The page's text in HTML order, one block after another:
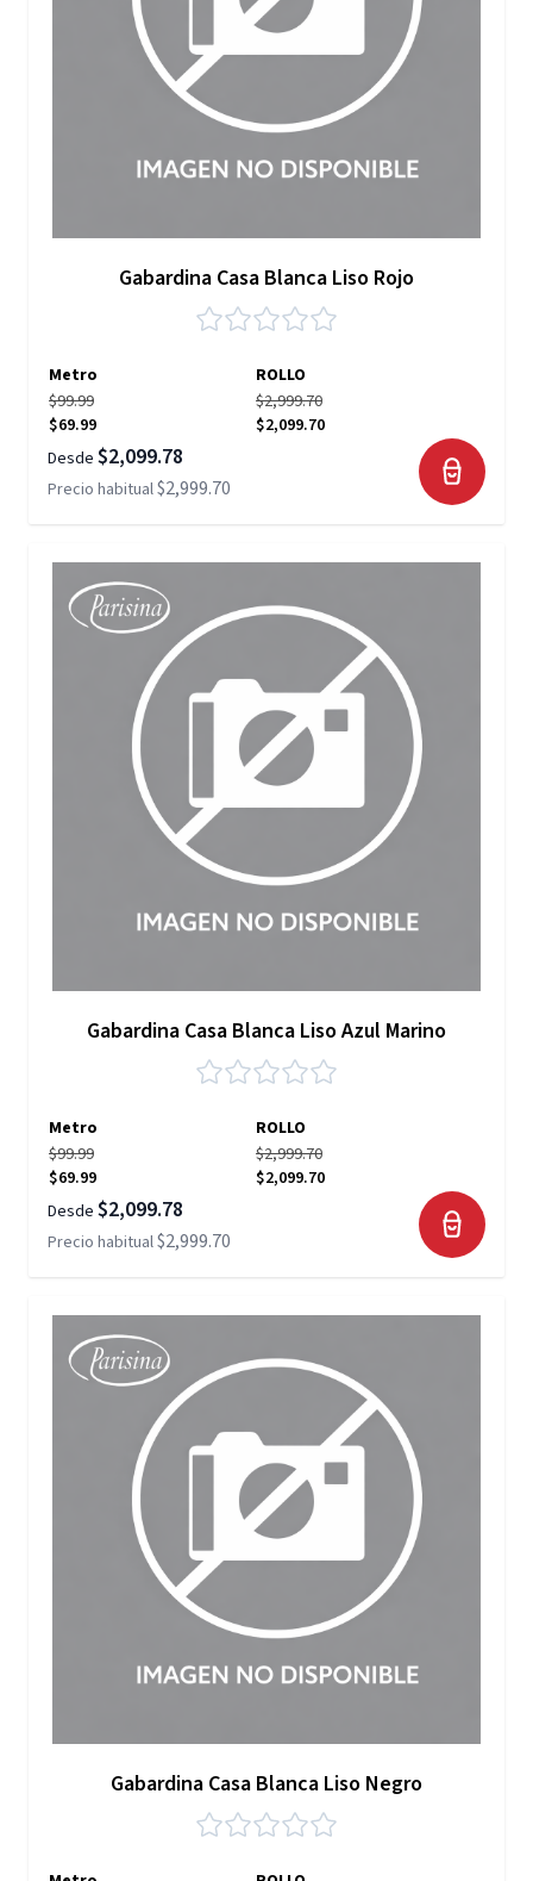
Gabardina Casa Blanca Liso Rojo
Metro
ROLLO
$99.99
$69.99
$2,999.70
$2,099.70
Desde $2,099.78
Precio habitual$2,999.70
Gabardina Casa Blanca Liso Azul Marino
Metro
ROLLO
$99.99
$69.99
$2,999.70
$2,099.70
Desde $2,099.78
Precio habitual$2,999.70
Gabardina Casa Blanca Liso Negro